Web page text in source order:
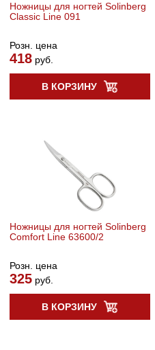
Ножницы для ногтей Solinberg
Classic Line 091
Розн. цена
418руб.
В КОРЗИНУ
Ножницы для ногтей Solinberg
Comfort Line 63600/2
Розн. цена
325руб.
В КОРЗИНУ